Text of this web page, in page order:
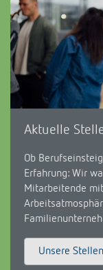
Aktuelle
Ob
Erfahrung: Wir
Mitarbeitende
Unsere